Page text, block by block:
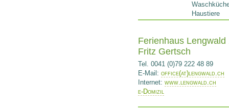
Haustiere
Ferienhaus Lengwald
Fritz Gertsch
Tel. 0041 (0)79 222 48 89
E-Mail: office(at)lengwald.ch
Internet: www.lengwald.ch
e-Domizil